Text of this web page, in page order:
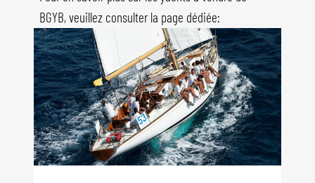
BGYB, veuillez consulter la page dédiée: